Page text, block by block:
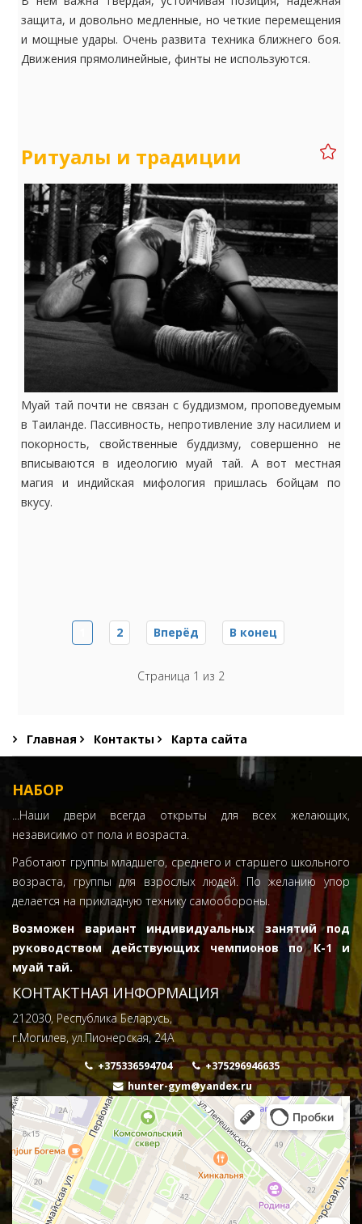
защита, и довольно медленные, но четкие перемещения
и мощные удары. Очень развита техника ближнего боя.
Движения прямолинейные, финты не используются.
Ритуалы и традиции
Муай тай почти не связан с буддизмом, проповедуемым
в Таиланде. Пассивность, непротивление злу насилием и
покорность, свойственные буддизму, совершенно не
вписываются в идеологию муай тай. А вот местная
магия и индийская мифология пришлась бойцам по
вкусу.
2 Вперёд В конец
Страница 1 из 2
Главная Контакты Карта сайта
НАБОР
...Наши двери всегда открыты для всех желающих,
независимо от пола и возраста.
Работают группы младшего, среднего и старшего школьного
возраста, группы для взрослых людей. По желанию упор
делается на прикладную технику самообороны.
Возможен вариант индивидуальных занятий под
руководством действующих чемпионов по К-1 и
муай тай.
КОНТАКТНАЯ ИНФОРМАЦИЯ
212030, Республика Беларусь,
г.Могилев, ул.Пионерская, 24А
+375336594704
+375296946635
hunter-gym@yandex.ru